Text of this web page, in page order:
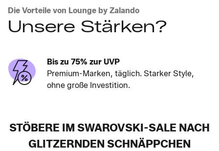
Die Vorteile von Lounge by Zalando
Unsere Stärken?
Bis zu 75% zur UVP
Premium-Marken, täglich. Starker Style,
ohne große Investition.
STÖBERE IM SWAROVSKI-SALE NACH
GLITZERNDEN SCHNÄPPCHEN